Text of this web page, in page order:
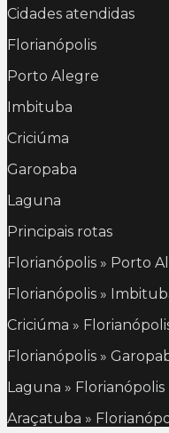
Cidades atendidas
Florianópolis
Porto Alegre
Imbituba
Criciúma
Garopaba
Laguna
Principais rotas
Florianópolis » Porto
Florianópolis »
Criciúma »
Florianópolis »
Laguna » Florianópolis
Araçatuba »